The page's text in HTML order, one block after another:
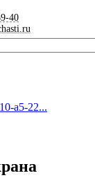
40
а5-22...